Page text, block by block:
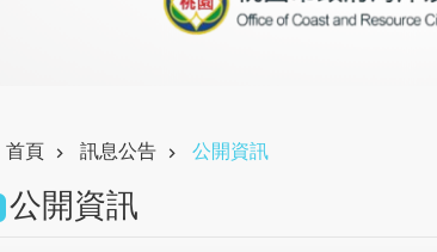
首頁 訊息公告 公開資訊
公開資訊